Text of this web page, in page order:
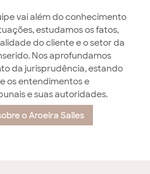
vai além do conhecimento
estudamos os fatos,
do cliente e o setor da
Nos aprofundamos
da jurisprudência, estando
os entendimentos e
e suas autoridades.
o Aroeira Salles